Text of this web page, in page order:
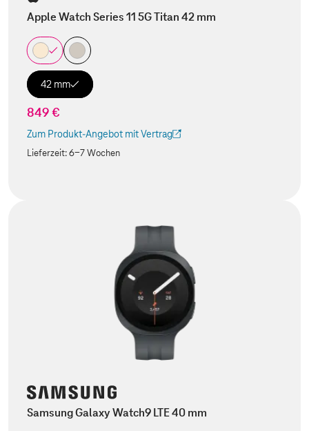
Apple Watch Series 11 5G Titan 42 mm
42 mm
849 €
Zum Produkt-Angebot mit Vertrag
(Der Link wird in einem neuen Tab geöffnet)
Lieferzeit:6-7 Wochen
Samsung Galaxy Watch9 LTE 40 mm